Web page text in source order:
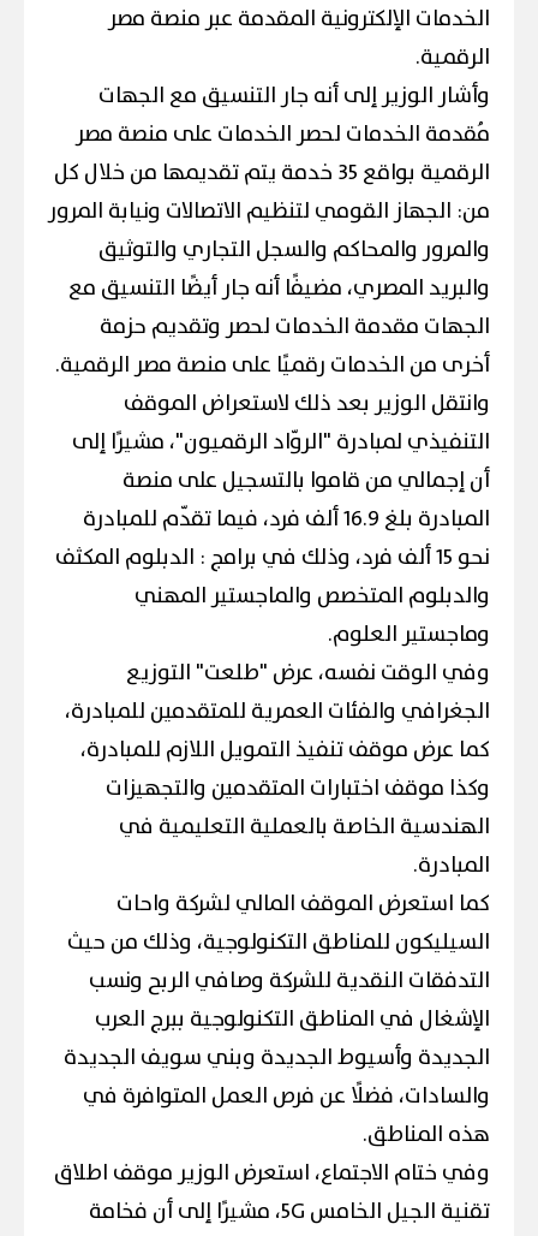
الخدمات الإلكترونية المقدمة عبر منصة مصر
الرقمية.
وأشار الوزير إلى أنه جار التنسيق مع الجهات
مُقدمة الخدمات لحصر الخدمات على منصة مصر
الرقمية بواقع 35 خدمة يتم تقديمها من خلال كل
من: الجهاز القومي لتنظيم الاتصالات ونيابة المرور
والمرور والمحاكم والسجل التجاري والتوثيق
والبريد المصري، مضيفًا أنه جار أيضًا التنسيق مع
الجهات مقدمة الخدمات لحصر وتقديم حزمة
أخرى من الخدمات رقميًا على منصة مصر الرقمية.
وانتقل الوزير بعد ذلك لاستعراض الموقف
التنفيذي لمبادرة "الروّاد الرقميون"، مشيرًا إلى
أن إجمالي من قاموا بالتسجيل على منصة
المبادرة بلغ 16.9 ألف فرد، فيما تقدّم للمبادرة
نحو 15 ألف فرد، وذلك في برامج : الدبلوم المكثف
والدبلوم المتخصص والماجستير المهني
وماجستير العلوم.
وفي الوقت نفسه، عرض "طلعت" التوزيع
الجغرافي والفئات العمرية للمتقدمين للمبادرة،
كما عرض موقف تنفيذ التمويل اللازم للمبادرة،
وكذا موقف اختبارات المتقدمين والتجهيزات
الهندسية الخاصة بالعملية التعليمية في
المبادرة.
كما استعرض الموقف المالي لشركة واحات
السيليكون للمناطق التكنولوجية، وذلك من حيث
التدفقات النقدية للشركة وصافي الربح ونسب
الإشغال في المناطق التكنولوجية ببرج العرب
الجديدة وأسيوط الجديدة وبني سويف الجديدة
والسادات، فضلًا عن فرص العمل المتوافرة في
هذه المناطق.
وفي ختام الاجتماع، استعرض الوزير موقف اطلاق
تقنية الجيل الخامس 5G، مشيرًا إلى أن فخامة